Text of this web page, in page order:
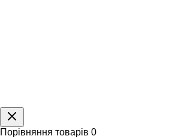
Порівняння товарів 0